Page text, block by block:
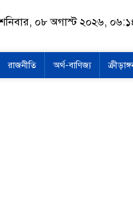
০৮ অগাস্ট ২০২৬,
রাজনীতি অর্থ-বাণিজ্য